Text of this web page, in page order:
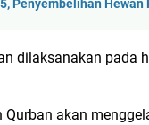
Penyembelihan
dilaksanakan pada
akan